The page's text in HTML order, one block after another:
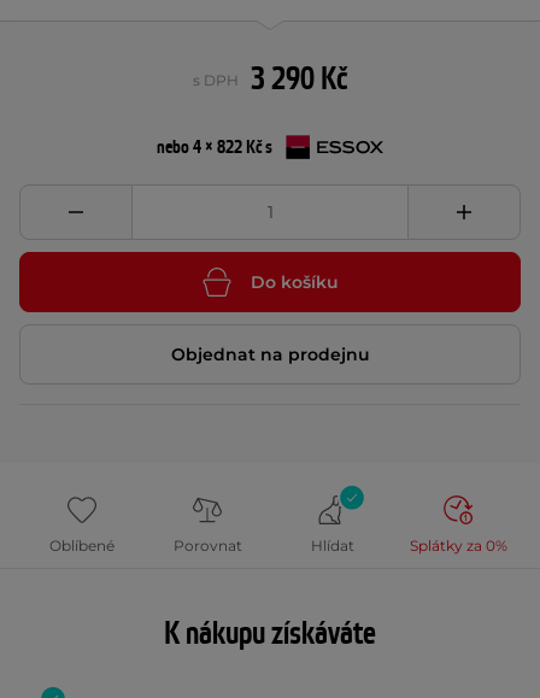
3 290 Kč
s DPH
nebo 4 × 822 Kč s
Do košíku
Objednat na prodejnu
Oblíbené Porovnat Hlídat Splátky za 0%
K nákupu získáváte